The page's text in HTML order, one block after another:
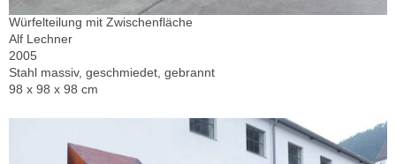
Würfelteilung mit Zwischenfläche
Alf Lechner
2005
Stahl massiv, geschmiedet, gebrannt
98 x 98 x 98 cm